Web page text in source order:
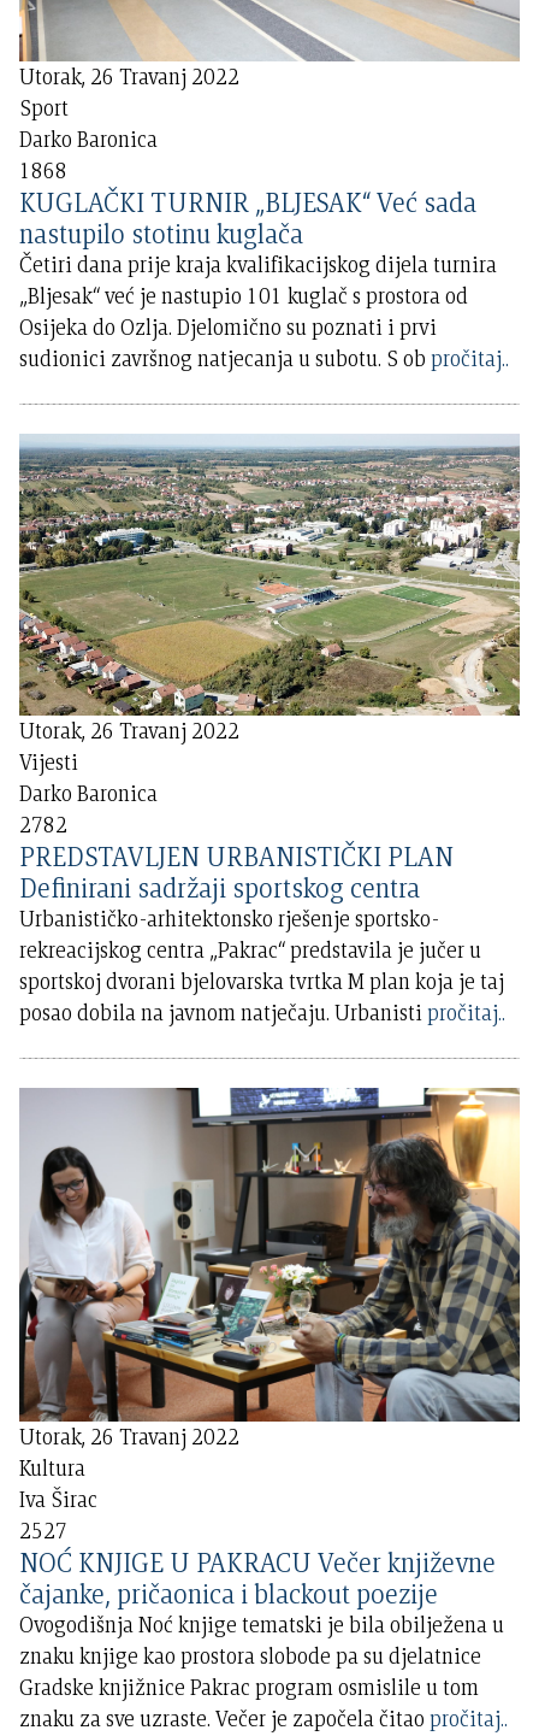
Utorak, 26 Travanj 2022
Sport
Darko Baronica
1868
KUGLAČKI TURNIR „BLJESAK“ Već sada
nastupilo stotinu kuglača
Četiri dana prije kraja kvalifikacijskog dijela turnira
„Bljesak“ već je nastupio 101 kuglač s prostora od
Osijeka do Ozlja. Djelomično su poznati i prvi
sudionici završnog natjecanja u subotu. S obpročitaj..
Utorak, 26 Travanj 2022
Vijesti
Darko Baronica
2782
PREDSTAVLJEN URBANISTIČKI PLAN
Definirani sadržaji sportskog centra
Urbanističko-arhitektonsko rješenje sportsko-
rekreacijskog centra „Pakrac“ predstavila je jučer u
sportskoj dvorani bjelovarska tvrtka M plan koja je taj
posao dobila na javnom natječaju. Urbanistipročitaj..
Utorak, 26 Travanj 2022
Kultura
Iva Širac
2527
NOĆ KNJIGE U PAKRACU Večer književne
čajanke, pričaonica i blackout poezije
Ovogodišnja Noć knjige tematski je bila obilježena u
znaku knjige kao prostora slobode pa su djelatnice
Gradske knjižnice Pakrac program osmislile u tom
znaku za sve uzraste. Večer je započela čitaopročitaj..